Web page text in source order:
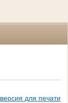
версия для печати